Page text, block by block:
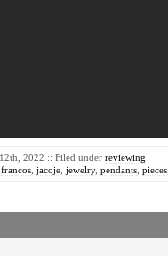
2022 :: Filed under reviewing
francos jacoje jewelry, pendants pieces